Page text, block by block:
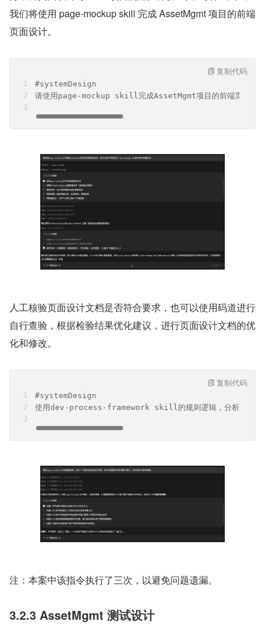
3.2.2 AssetMgmt 前端页面设计
前面我们已经生成了从“需求细化与决策发现”到“需求规格说
明”一整套完整的系统设计文档，但目前还缺少页面设计部
分，而页面设计对 Web 项目的用户体验至关重要。本节，
我们将使用 page-mockup skill 完成 AssetMgmt 项目的前端
页面设计。
#systemDesign
请使用page-mockup skill完成AssetMgmt项目的前端页面
人工核验页面设计文档是否符合要求，也可以使用码道进行
自行查验，根据检验结果优化建议，进行页面设计文档的优
化和修改。
#systemDesign
使用dev-process-framework skill的规则逻辑，分析一下该项